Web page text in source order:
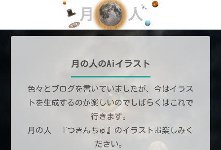
月の人のAiイラスト
色々とブログを書いていましたが、今はイラス
トを生成するのが楽しいのでしばらくはこれで
行きます。
月の人 『つきんちゅ』のイラストお楽しみく
ださい。